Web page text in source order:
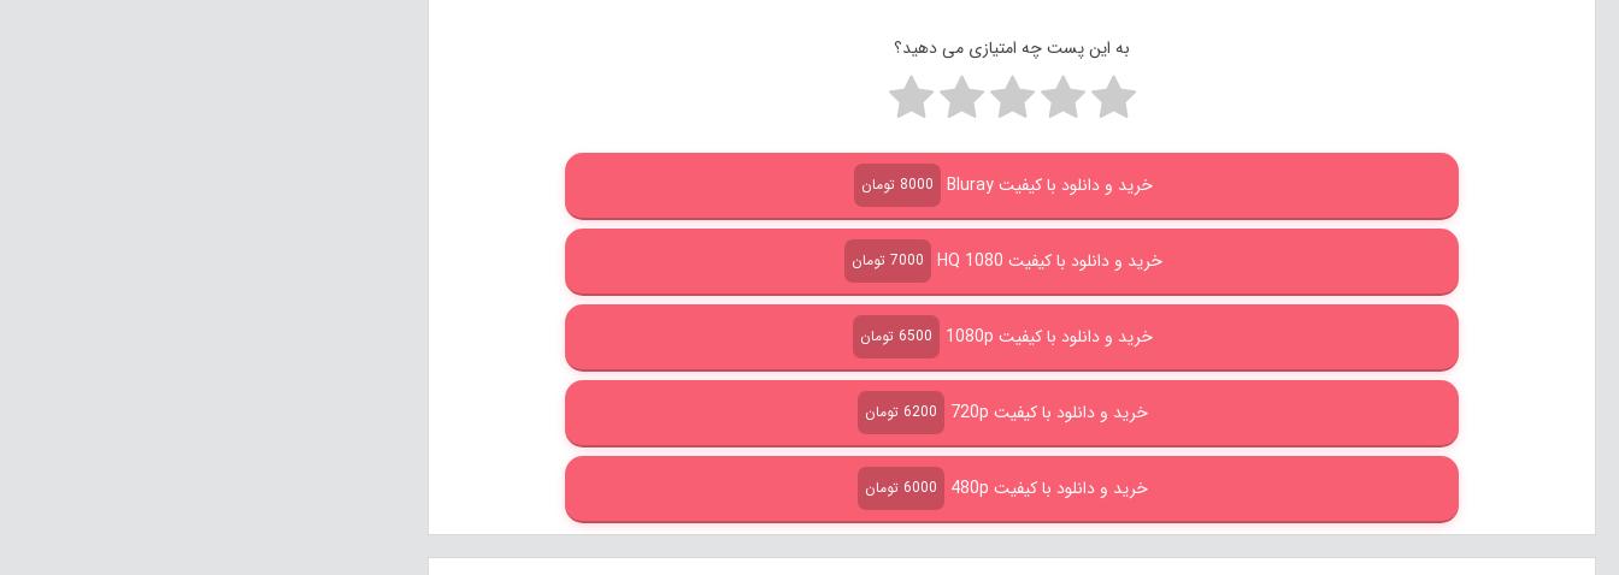
به این پست چه امتیازی می دهید؟
خرید و دانلود با کیفیت Bluray 8000 تومان
خرید و دانلود با کیفیت HQ 1080 7000 تومان
خرید و دانلود با کیفیت 1080p 6500 تومان
خرید و دانلود با کیفیت 720p 6200 تومان
خرید و دانلود با کیفیت 480p 6000 تومان